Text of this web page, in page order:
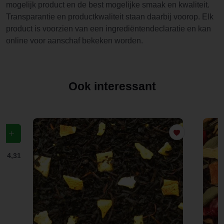
mogelijk product en de best mogelijke smaak en kwaliteit.
Transparantie en productkwaliteit staan daarbij voorop. Elk
product is voorzien van een ingrediëntendeclaratie en kan
online voor aanschaf bekeken worden.
Ook interessant
€ 4,31